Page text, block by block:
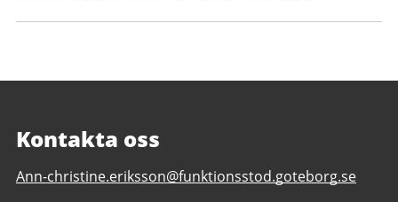
Kontakta oss
E-
Ann-christine.eriksson@funktionsstod.goteborg.se